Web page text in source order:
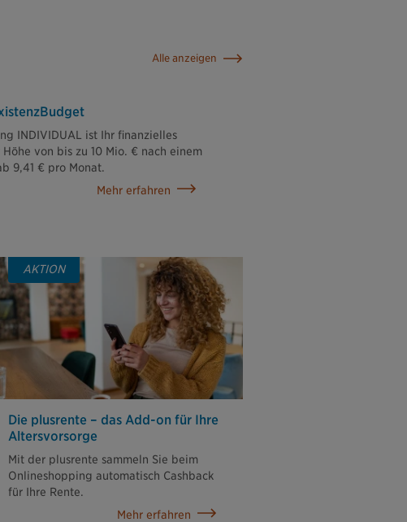
Alle anzeigen
INDIVIDUAL ist Ihr finanzielles
von bis zu 10 Mio. € nach einem
9,41 € pro Monat.
Mehr erfahren
AKTION
Die plusrente – das Add-on für Ihre
Altersvorsorge
Mit der plusrente sammeln Sie beim
Onlineshopping automatisch Cashback
für Ihre Rente.
Mehr erfahren